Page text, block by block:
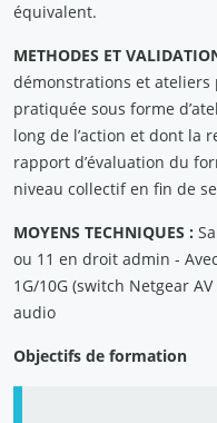
équivalent.
METHODES ET
démonstrations et
pratiquée sous forme
long de l’action et dont la
rapport d’évaluation du
niveau collectif en fin de
MOYENS TECHNIQUES :
ou 11 en droit admin -
1G/10G (switch Netgear
audio
Objectifs de formation